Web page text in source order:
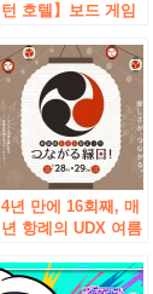
턴 호텔】보드 게임
프트 드링크 첨부 엄
격한 잔열은 시원한
실내에서 보드 게임
에 열중!
4년 만에 16회째, 매
년 항례의 UDX 여름
하바라 UDX 여름 축